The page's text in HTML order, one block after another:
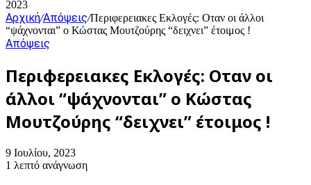
2023
Αρχική/Απόψεις/Περιφερειακες Εκλογές: Οταν οι άλλοι
“ψάχνονται” ο Κώστας Μουτζούρης “δειχνει” έτοιμος !
Απόψεις
Περιφερειακες Εκλογές: Οταν οι
άλλοι “ψάχνονται” ο Κώστας
Μουτζούρης “δειχνει” έτοιμος !
9 Ιουλίου, 2023
1 λεπτό ανάγνωση